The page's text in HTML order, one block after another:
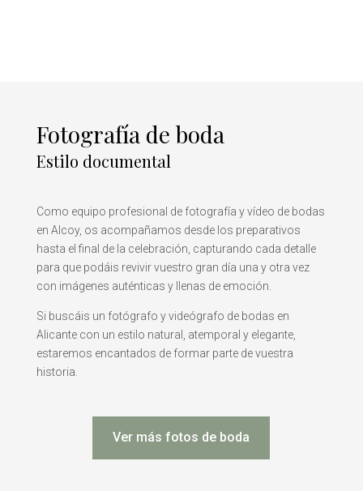
Fotografía de boda
Estilo documental
Como equipo profesional de fotografía y vídeo de bodas
en Alcoy, os acompañamos desde los preparativos
hasta el final de la celebración, capturando cada detalle
para que podáis revivir vuestro gran día una y otra vez
con imágenes auténticas y llenas de emoción.
Si buscáis un fotógrafo y videógrafo de bodas en
Alicante con un estilo natural, atemporal y elegante,
estaremos encantados de formar parte de vuestra
historia.
Ver más fotos de boda